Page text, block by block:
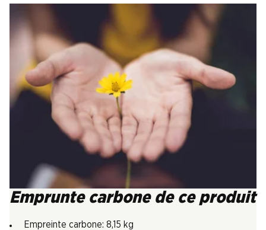
Emprunte carbone de ce produit
Empreinte carbone: 8,15 kg